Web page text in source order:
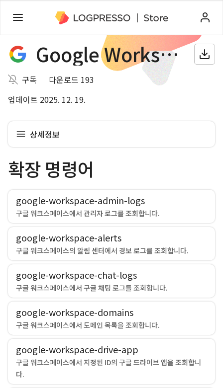
Google Workspace
구독
다운로드 193
업데이트 2025. 12. 19.
상세정보
확장 명령어
google-workspace-admin-logs
구글 워크스페이스에서 관리자 로그를 조회합니다.
google-workspace-alerts
구글 워크스페이스의 알림 센터에서 경보 로그를 조회합니다.
google-workspace-chat-logs
구글 워크스페이스에서 구글 채팅 로그를 조회합니다.
google-workspace-domains
구글 워크스페이스에서 도메인 목록을 조회합니다.
google-workspace-drive-app
구글 워크스페이스에서 지정된 ID의 구글 드라이브 앱을 조회합니
다.